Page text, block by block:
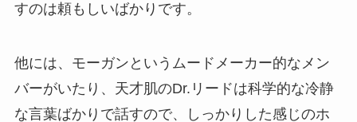
すのは頼もしいばかりです。
他には、モーガンというムードメーカー的なメン
バーがいたり、天才肌のDr.リードは科学的な冷静
な言葉ばかりで話すので、しっかりした感じのホ